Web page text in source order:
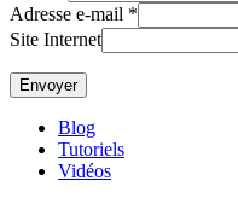
Adresse e-mail *
Site Internet
Blog
Tutoriels
Vidéos